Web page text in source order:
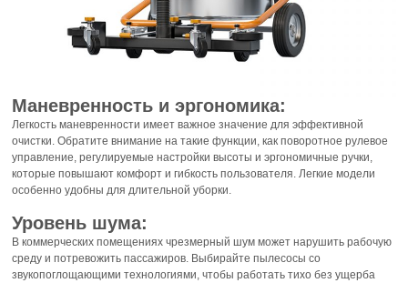
Маневренность и эргономика:
Легкость маневренности имеет важное значение для эффективной
очистки. Обратите внимание на такие функции, как поворотное рулевое
управление, регулируемые настройки высоты и эргономичные ручки,
которые повышают комфорт и гибкость пользователя. Легкие модели
особенно удобны для длительной уборки.
Уровень шума:
В коммерческих помещениях чрезмерный шум может нарушить рабочую
среду и потревожить пассажиров. Выбирайте пылесосы со
звукопоглощающими технологиями, чтобы работать тихо без ущерба